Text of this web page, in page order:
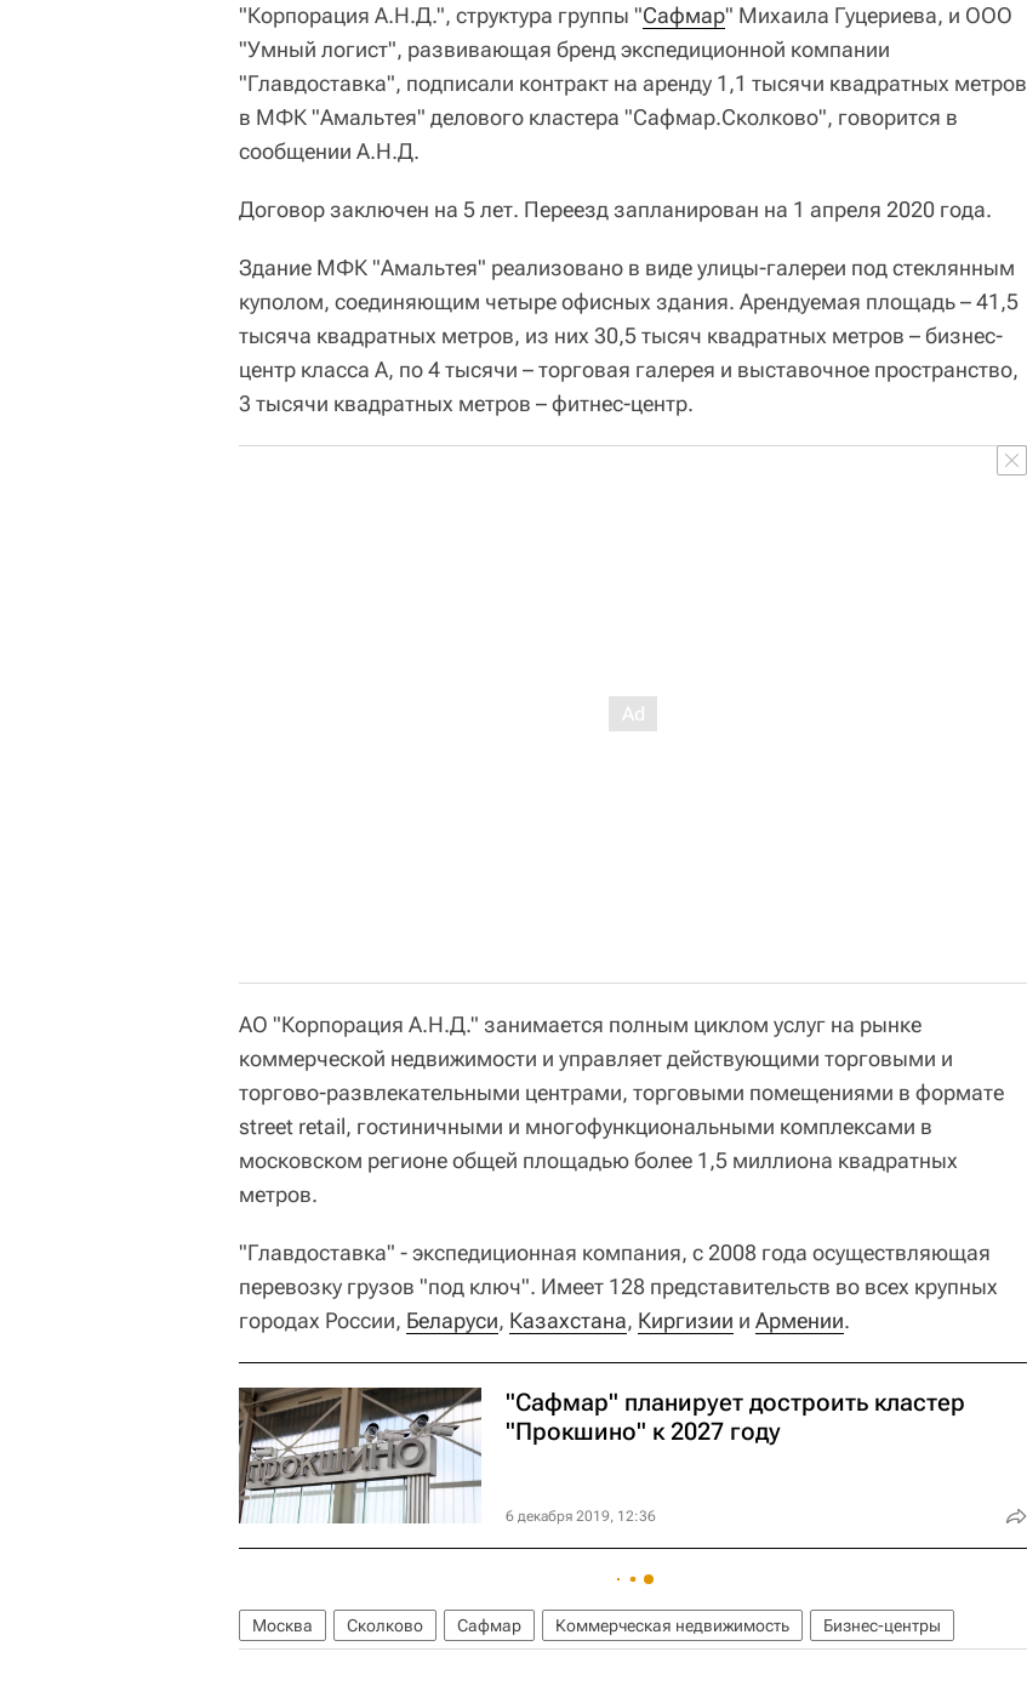
"Корпорация А.Н.Д.", структура группы "Сафмар" Михаила Гуцериева, и ООО
"Умный логист", развивающая бренд экспедиционной компании
"Главдоставка", подписали контракт на аренду 1,1 тысячи квадратных метров
в МФК "Амальтея" делового кластера "Сафмар.Сколково", говорится в
сообщении А.Н.Д.
Договор заключен на 5 лет. Переезд запланирован на 1 апреля 2020 года.
Здание МФК "Амальтея" реализовано в виде улицы-галереи под стеклянным
куполом, соединяющим четыре офисных здания. Арендуемая площадь – 41,5
тысяча квадратных метров, из них 30,5 тысяч квадратных метров – бизнес-
центр класса А, по 4 тысячи – торговая галерея и выставочное пространство,
3 тысячи квадратных метров – фитнес-центр.
АО "Корпорация А.Н.Д." занимается полным циклом услуг на рынке
коммерческой недвижимости и управляет действующими торговыми и
торгово-развлекательными центрами, торговыми помещениями в формате
street retail, гостиничными и многофункциональными комплексами в
московском регионе общей площадью более 1,5 миллиона квадратных
метров.
"Главдоставка" - экспедиционная компания, с 2008 года осуществляющая
перевозку грузов "под ключ". Имеет 128 представительств во всех крупных
городах России, Беларуси, Казахстана, Киргизии и Армении.
"Сафмар" планирует достроить кластер
"Прокшино" к 2027 году
6 декабря 2019, 12:36
Москва Сколково Сафмар Коммерческая недвижимость Бизнес-центры